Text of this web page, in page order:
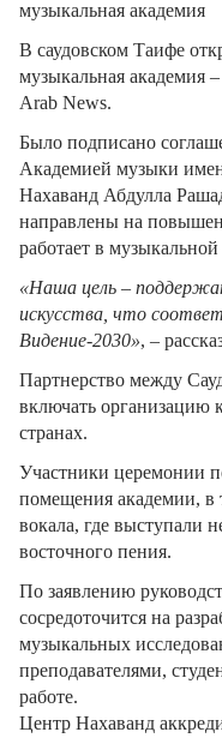
В саудовском Таифе
музыкальная академия
Arab News.
Было подписано
Академией музыки
Нахаванд Абдулла
направлены на
работает в
«Наша цель –
искусства, что
Видение-2030», –
Партнерство между
включать организацию
странах.
Участники церемонии
помещения академии, в
вокала, где выступали
восточного пения.
По заявлению
сосредоточится на
музыкальных
преподавателями,
работе.
Центр Нахаванд